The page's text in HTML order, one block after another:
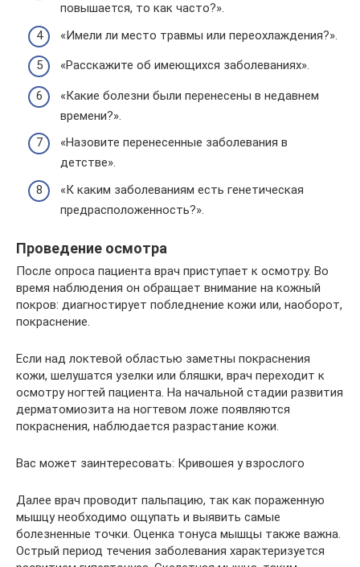
повышается, то как часто?».
«Имели ли место травмы или переохлаждения?».
«Расскажите об имеющихся заболеваниях».
«Какие болезни были перенесены в недавнем
времени?».
«Назовите перенесенные заболевания в
детстве».
«К каким заболеваниям есть генетическая
предрасположенность?».
Проведение осмотра
После опроса пациента врач приступает к осмотру. Во
время наблюдения он обращает внимание на кожный
покров: диагностирует побледнение кожи или, наоборот,
покраснение.
Если над локтевой областью заметны покраснения
кожи, шелушатся узелки или бляшки, врач переходит к
осмотру ногтей пациента. На начальной стадии развития
дерматомиозита на ногтевом ложе появляются
покраснения, наблюдается разрастание кожи.
Вас может заинтересовать: Кривошея у взрослого
Далее врач проводит пальпацию, так как пораженную
мышцу необходимо ощупать и выявить самые
болезненные точки. Оценка тонуса мышцы также важна.
Острый период течения заболевания характеризуется